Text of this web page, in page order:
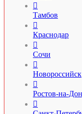

Тамбов

Краснодар

Сочи

Новороссийск

Ростов-на-
